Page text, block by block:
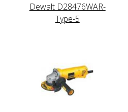
Dewalt D28476WAR-
Type-5